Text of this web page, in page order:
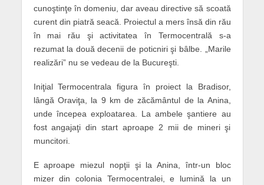
cunoştinţe în domeniu, dar aveau directive să scoată
curent din piatră seacă. Proiectul a mers însă din rău
în mai rău şi activitatea în Termocentrală s-a
rezumat la două decenii de poticniri şi bâlbe. „Marile
realizări” nu se vedeau de la Bucureşti.
Iniţial Termocentrala figura în proiect la Bradisor,
lângă Oraviţa, la 9 km de zăcământul de la Anina,
unde începea exploatarea. La ambele şantiere au
fost angajaţi din start aproape 2 mii de mineri şi
muncitori.
E aproape miezul nopţii şi la Anina, într-un bloc
mizer din colonia Termocentralei, e lumină la un